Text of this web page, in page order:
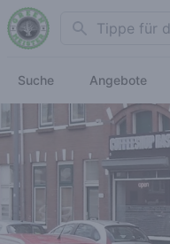
Search
Suche Angebote